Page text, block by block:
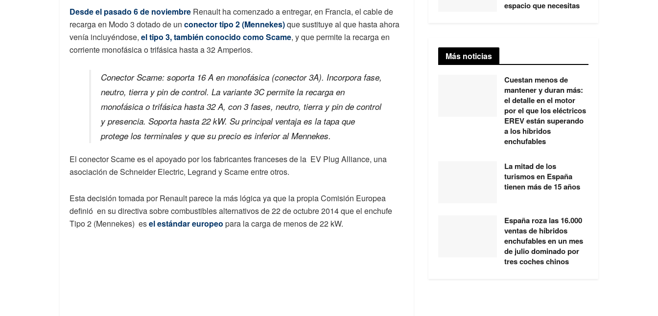
Desde el pasado 6 de noviembre Renault ha comenzado a entregar, en Francia, el cable de
recarga en Modo 3 dotado de un conector tipo 2 (Mennekes)que sustituye al que hasta ahora
venía incluyéndose, el tipo 3, también conocido como Scame, y que permite la recarga en
corriente monofásica o trifásica hasta a 32 Amperios.
Conector Scame: soporta 16 A en monofásica (conector 3A). Incorpora fase,
neutro, tierra y pin de control. La variante 3C permite la recarga en
monofásica o trifásica hasta 32 A, con 3 fases, neutro, tierra y pin de control
y presencia. Soporta hasta 22 kW. Su principal ventaja es la tapa que
protege los terminales y que su precio es inferior al Mennekes.
El conector Scame es el apoyado por los fabricantes franceses de la EV Plug Alliance, una
asociación de Schneider Electric, Legrand y Scame entre otros.
Esta decisión tomada por Renault parece la más lógica ya que la propia Comisión Europea
definió en su directiva sobre combustibles alternativos de 22 de octubre 2014 que el enchufe
Tipo 2 (Mennekes) esel estándar europeo para la carga de menos de 22 kW.
espacio que necesitas
Más noticias
Cuestan menos de
mantener y duran más:
el detalle en el motor
por el que los eléctricos
EREV están superando
a los híbridos
enchufables
La mitad de los
turismos en España
tienen más de 15 años
España roza las 16.000
ventas de híbridos
enchufables en un mes
de julio dominado por
tres coches chinos